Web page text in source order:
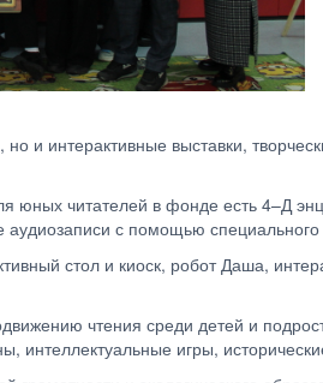
и интерактивные выставки,
читателей в фонде есть 4–Д
с помощью
стол и киоск, робот Даша,
чтения среди детей и
интеллектуальные игры,